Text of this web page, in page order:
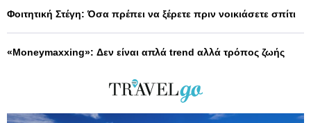
Φοιτητική Στέγη: Όσα πρέπει να ξέρετε πριν νοικιάσετε σπίτι
«Moneymaxxing»: Δεν είναι απλά trend αλλά τρόπος ζωής